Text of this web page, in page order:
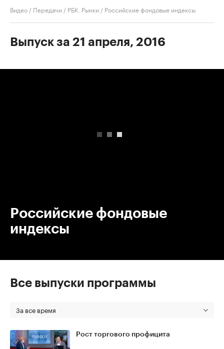
Видео / Передачи / РБК. Рынки / Российские фондовые индексы
Выпуск за 21 апреля, 2016
Российские фондовые
индексы
Все выпуски программы
За все время
Рост торгового профицита